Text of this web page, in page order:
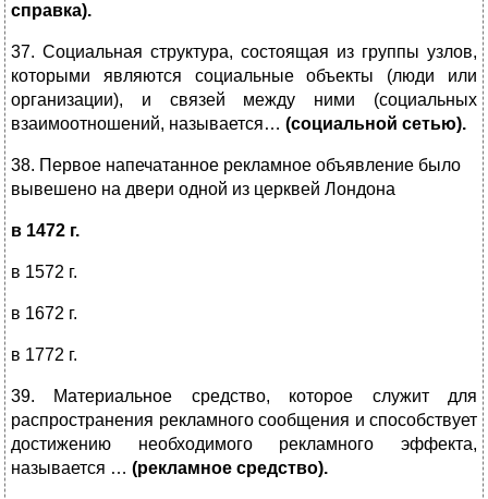
справка).
37. Социальная структура, состоящая из группы узлов,
которыми являются социальные объекты (люди или
организации), и связей между ними (социальных
взаимоотношений, называется… (социальной сетью).
38. Первое напечатанное рекламное объявление было
вывешено на двери одной из церквей Лондона
в 1472 г.
в 1572 г.
в 1672 г.
в 1772 г.
39. Материальное средство, которое служит для
распространения рекламного сообщения и способствует
достижению необходимого рекламного эффекта,
называется … (рекламное средство).